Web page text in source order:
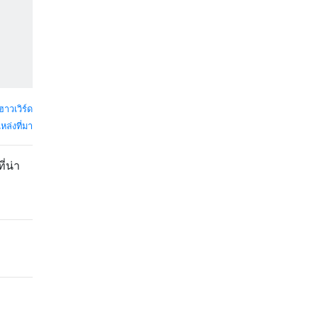
ฮาวเวิร์ด
ล่งที่มา
น่า